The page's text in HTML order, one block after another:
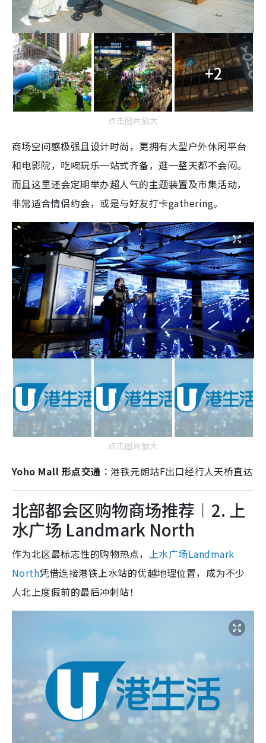
+2
点击图片放大
商场空间感极强且设计时尚，更拥有大型户外休闲平台
和电影院，吃喝玩乐一站式齐备，逛一整天都不会闷。
而且这里还会定期举办超人气的主题装置及市集活动，
非常适合情侣约会，或是与好友打卡gathering。
点击图片放大
Yoho Mall 形点交通︰港铁元朗站F出口经行人天桥直达
北部都会区购物商场推荐︱2. 上
水广场 Landmark North
作为北区最标志性的购物热点， 上水广场Landmark
North凭借连接港铁上水站的优越地理位置，成为不少
人北上度假前的最后冲刺站！